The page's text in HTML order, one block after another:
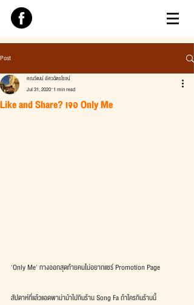
Post
Like and Share? เจอ Only Me
คณวัฒน์ อัศวฉัตรโรจน์
Jul 31, 2020 1 min read
'Only Me' ทางออกสุดท้ายคนไม่อยากแชร์ Promotion Page
สัปดาห์ที่แล้วแอดพาม่าม้าไปกินร้าน Song Fa ถ้าใครกินร้านนี้